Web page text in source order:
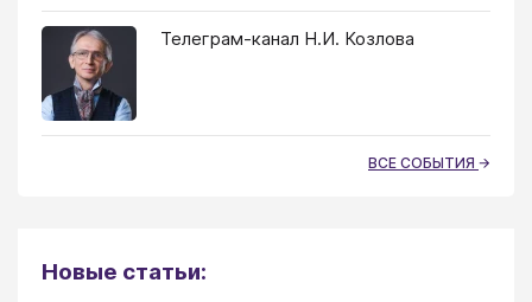
Телеграм-канал Н.И. Козлова
ВСЕ СОБЫТИЯ
Новые статьи: